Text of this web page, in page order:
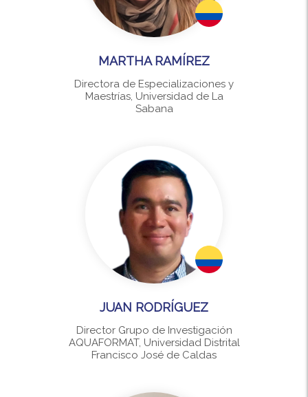
MARTHA RAMÍREZ
Directora de Especializaciones y
Maestrías, Universidad de La
Sabana
JUAN RODRÍGUEZ
Director Grupo de Investigación
AQUAFORMAT, Universidad Distrital
Francisco José de Caldas